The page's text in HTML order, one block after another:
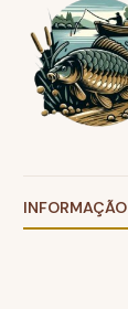
INFORMAÇÃO